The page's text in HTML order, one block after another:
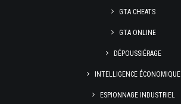
GTA CHEATS
GTA ONLINE
DÉPOUSSIÉRAGE
INTELLIGENCE ÉCONOMIQUE
ESPIONNAGE INDUSTRIEL